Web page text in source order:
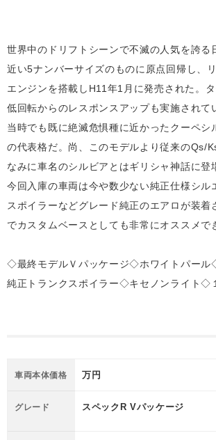
世界中のドリフトシーンで不滅の人気を誇
近い5ナンバーサイズのものに原点回帰し、
エンジンを搭載しH11年1月に発売された。
低回転からのレスポンスアップも実施され
当時でも既に絶滅危惧種に近かったクーペ
の代表格だ。尚、このモデルより従来のQs/
なみに車名のシルビアとはギリシャ神話に登
今回入庫の車両は今や数少ない純正仕様シ
スポイラーなどグレード純正のエアロが装
でカスタムベースとしても非常にオススメで
◇最終モデルＶパッケージ◇ホワイトパー
純正トランクスポイラー◇キセノンライト◇
車両本体価格 万円
グレード スペックR Vパッケージ